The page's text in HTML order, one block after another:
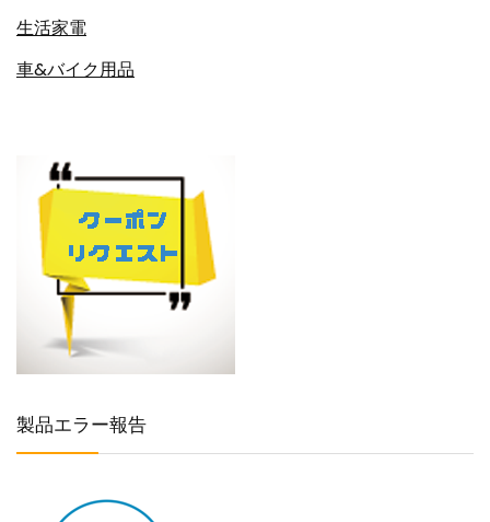
生活家電
車&バイク用品
製品エラー報告